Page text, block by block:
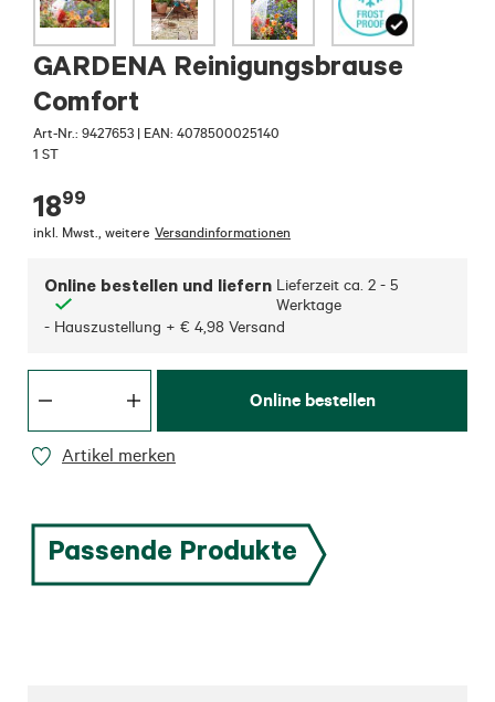
GARDENA Reinigungsbrause
Comfort
Art-Nr.: 9427653 | EAN: 4078500025140
1 ST
1899
inkl. Mwst. weitere Versandinformationen
Online bestellen und liefern Lieferzeit ca. 2 - 5
Werktage
- Hauszustellung + € 4,98 Versand
Online bestellen
Artikel merken
Passende Produkte